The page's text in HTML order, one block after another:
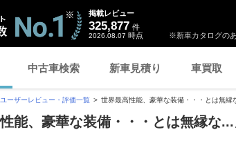
※新車カタログの
掲載レビュー
325,877 件
2026.08.07 時点
中古車検索 新車見積り 車買取
ユーザーレビュー・評価一覧 世界最高性能、豪華な装備・・・とは無縁
能、豪華な装備・・・とは無縁な...